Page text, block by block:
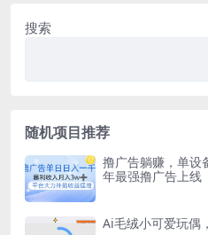
搜索
随机项目推荐
撸广告躺赚，单设
年最强撸广告上线
Ai毛绒小可爱玩偶